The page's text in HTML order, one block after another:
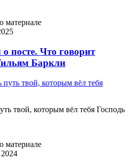
материале
посте. Что говорит
Баркли
твой, которым вёл тебя Господь
материале